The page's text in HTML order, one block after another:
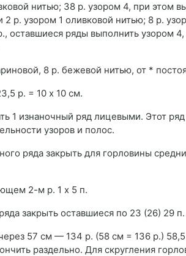
нитью; 38 р. узором 4, при этом
р. узором 1 оливковой нитью; 8 р.
оставшиеся ряды выполнить узором 4,
8 р. бежевой нитью, от *
р. = 10 x 10 см.
1 изнаночный ряд лицевыми. Этот
узоров и полос.
ряда закрыть для горловины
2-м р. 1 х 5 п.
закрыть оставшиеся по 23 (26) 29
57 см — 134 р. (58 см = 136 р.)
раздельно. Для скругления